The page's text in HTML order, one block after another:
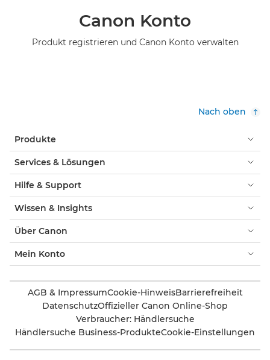
Canon Konto
Produkt registrieren und Canon Konto verwalten
Nach oben
Produkte
Services & Lösungen
Hilfe & Support
Wissen & Insights
Über Canon
Mein Konto
AGB & ImpressumCookie-HinweisBarrierefreiheit
DatenschutzOffizieller Canon Online-Shop
Verbraucher: Händlersuche
Händlersuche Business-ProdukteCookie-Einstellungen